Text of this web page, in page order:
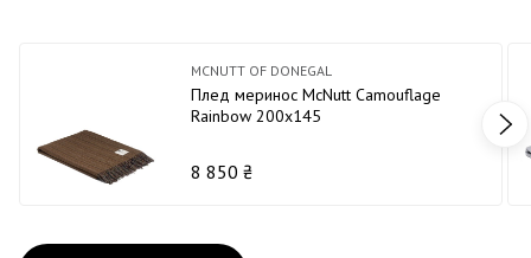
MCNUTT OF DONEGAL
Плед меринос McNutt Camouflage
Rainbow 200х145
8 850 ₴